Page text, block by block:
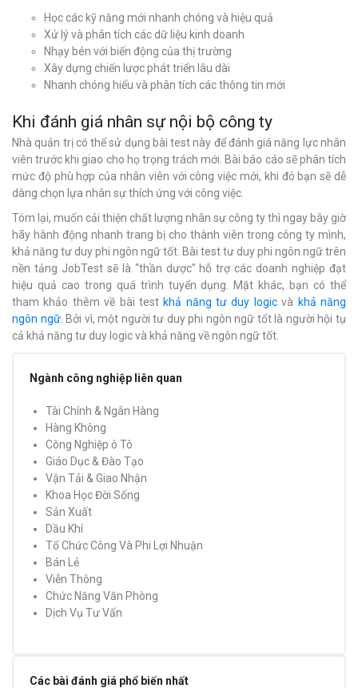
Học các kỹ năng mới nhanh chóng và hiệu quả
Xử lý và phân tích các dữ liệu kinh doanh
Nhạy bén với biến động của thị trường
Xây dựng chiến lược phát triển lâu dài
Nhanh chóng hiểu và phân tích các thông tin mới
Khi đánh giá nhân sự nội bộ công ty
Nhà quản trị có thể sử dụng bài test này để đánh giá năng lực nhân
viên trước khi giao cho họ trọng trách mới. Bài báo cáo sẽ phân tích
mức độ phù hợp của nhân viên với công việc mới, khi đó bạn sẽ dễ
dàng chọn lựa nhân sự thích ứng với công việc.
Tóm lại, muốn cải thiện chất lượng nhân sự công ty thì ngay bây giờ
hãy hành động nhanh trang bị cho thành viên trong công ty mình,
khả năng tư duy phi ngôn ngữ tốt. Bài test tư duy phi ngôn ngữ trên
nền tảng JobTest sẽ là “thần dược" hỗ trợ các doanh nghiệp đạt
hiệu quả cao trong quá trình tuyển dụng. Mặt khác, bạn có thể
tham khảo thêm về bài test khả năng tư duy logicvà khả năng
ngôn ngữ. Bởi vì, một người tư duy phi ngôn ngữ tốt là người hội tụ
cả khả năng tư duy logic và khả năng về ngôn ngữ tốt.
Ngành công nghiệp liên quan
Tài Chính & Ngân Hàng
Hàng Không
Công Nghiệp ô Tô
Giáo Dục & Đào Tạo
Vận Tải & Giao Nhận
Khoa Học Đời Sống
Sản Xuất
Dầu Khí
Tổ Chức Công Và Phi Lợi Nhuận
Bán Lẻ
Viễn Thông
Chức Năng Văn Phòng
Dịch Vụ Tư Vấn
Các bài đánh giá phổ biến nhất